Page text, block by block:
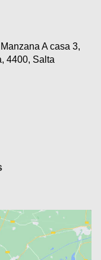
A casa 3,
4400, Salta